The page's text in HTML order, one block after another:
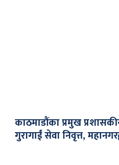
काठमाडौंका प्रमुख
गुरागाईं सेवा निवृत्त,